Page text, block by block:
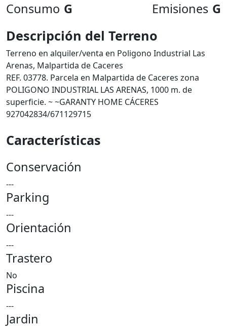
Consumo G Emisiones G
Descripción del Terreno
Terreno en alquiler/venta en Poligono Industrial Las
Arenas, Malpartida de Caceres
REF. 03778. Parcela en Malpartida de Caceres zona
POLIGONO INDUSTRIAL LAS ARENAS, 1000 m. de
superficie. ~ ~GARANTY HOME CÁCERES
927042834/671129715
Características
Conservación
---
Parking
---
Orientación
---
Trastero
No
Piscina
---
Jardin